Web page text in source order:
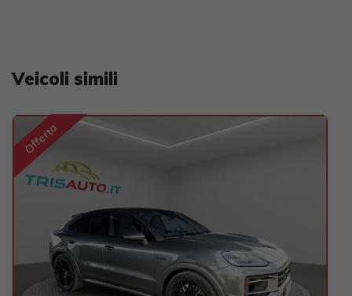
Veicoli simili
Offerta